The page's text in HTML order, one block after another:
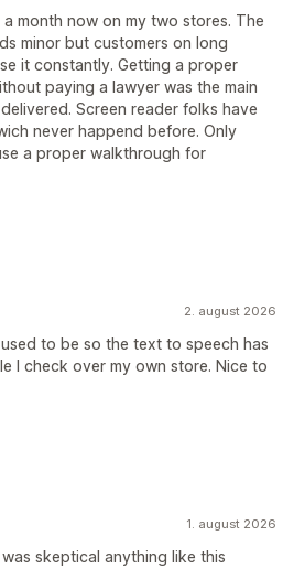
month now on my two stores. The
minor but customers on long
it constantly. Getting a proper
paying a lawyer was the main
Screen reader folks have
never happend before. Only
a proper walkthrough for
2. august 2026
to be so the text to speech has
I check over my own store. Nice to
1. august 2026
skeptical anything like this